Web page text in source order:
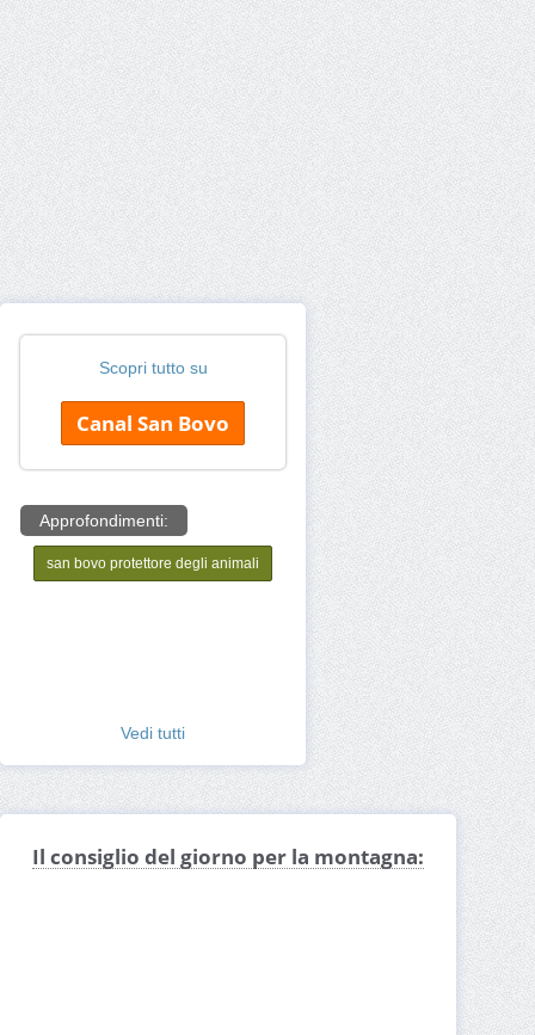
Scopri tutto su
Canal San Bovo
Approfondimenti:
san bovo protettore degli animali
Vedi tutti
Il consiglio del giorno per la montagna: